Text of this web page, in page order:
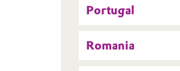
Portugal
Romania